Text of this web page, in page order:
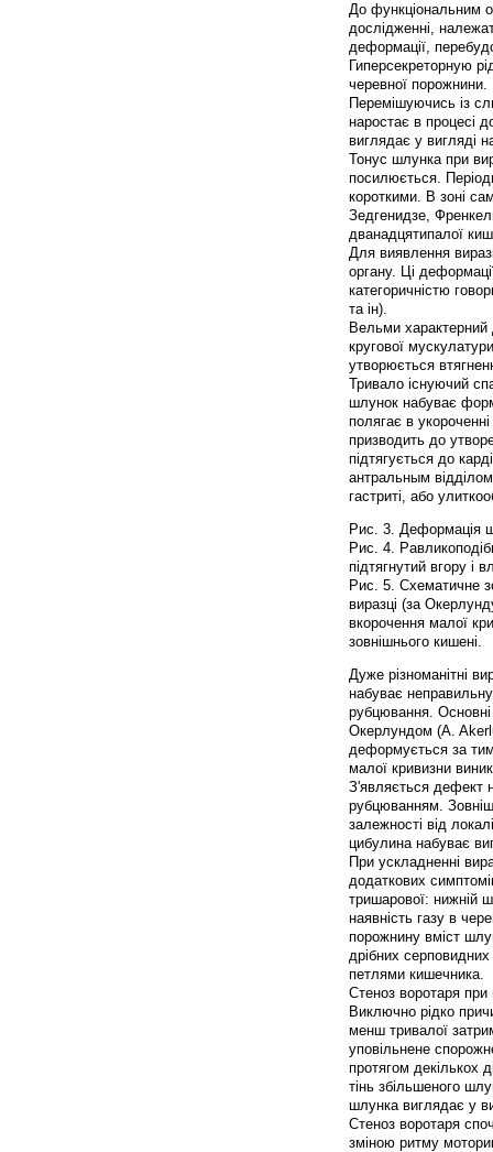
До функціональним
дослідженні,
деформації,
Гиперсекреторную
черевної порожнини.
Перемішуючись із
наростає в процесі
виглядає у вигляді
Тонус шлунка при
посилюється.
короткими. В зоні
Зедгенидзе,
дванадцятипалої
Для виявлення
органу. Ці
категоричністю
та ін).
Вельми
кругової
утворюється
Тривало існуючий
шлунок набуває
полягає в
призводить до
підтягується до
антральным
гастриті, або
Рис. 3. Деформація
Рис. 4.
підтягнутий вгору і
Рис. 5. Схематичне
виразці (за
вкорочення малої
зовнішнього кишені.
Дуже різноманітні
набуває
рубцювання.
Окерлундом (A.
деформується за
малої кривизни
З'являється дефект
рубцюванням.
залежності від
цибулина набуває
При ускладненні
додаткових
тришарової: нижній
наявність газу в
порожнину вміст
дрібних
петлями кишечника.
Стеноз воротаря при
Виключно рідко
менш тривалої
уповільнене
протягом декількох
тінь збільшеного
шлунка виглядає у
Стеноз воротаря
зміною ритму